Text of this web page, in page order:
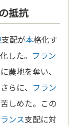
抵抗
支配が本格化す
化した。 フラン
農地を奪い、
らに、 フラン
しめた。この
ンス支配に対